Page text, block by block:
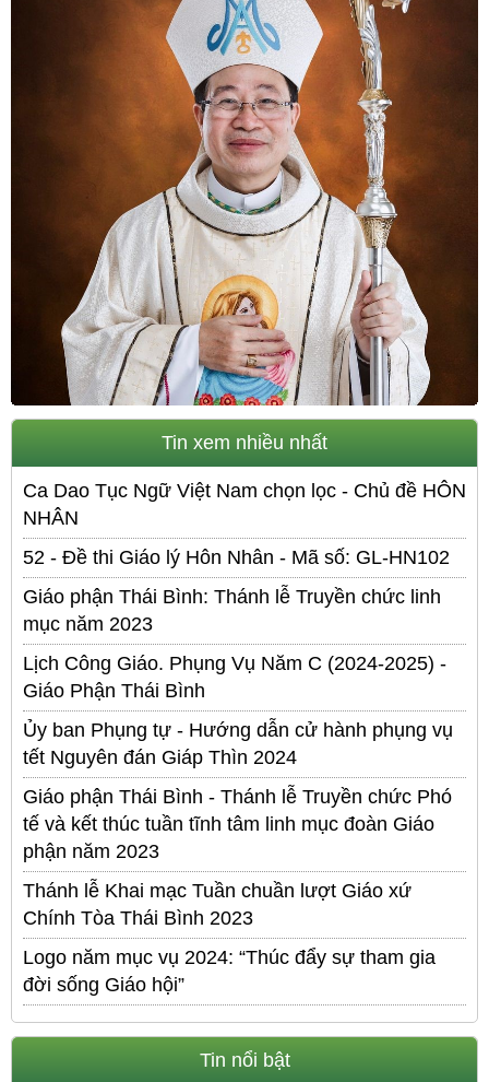
Tin xem nhiều nhất
Ca Dao Tục Ngữ Việt Nam chọn lọc - Chủ đề HÔN
NHÂN
52 - Đề thi Giáo lý Hôn Nhân - Mã số: GL-HN102
Giáo phận Thái Bình: Thánh lễ Truyền chức linh
mục năm 2023
Lịch Công Giáo. Phụng Vụ Năm C (2024-2025) -
Giáo Phận Thái Bình
Ủy ban Phụng tự - Hướng dẫn cử hành phụng vụ
tết Nguyên đán Giáp Thìn 2024
Giáo phận Thái Bình - Thánh lễ Truyền chức Phó
tế và kết thúc tuần tĩnh tâm linh mục đoàn Giáo
phận năm 2023
Thánh lễ Khai mạc Tuần chuần lượt Giáo xứ
Chính Tòa Thái Bình 2023
Logo năm mục vụ 2024: “Thúc đẩy sự tham gia
đời sống Giáo hội”
Tin nổi bật